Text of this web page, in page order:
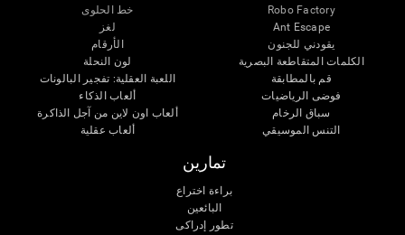
Robo Factory
Ant Escape
يقودني للجنون
الكلمات المتقاطعة البصرية
قم بالمطابقة
فوضى الرياضيات
سباق الرخام
التنس الموسيقي
خط الحلوى
لغز
الأرقام
لون النحلة
اللعبة العقلية: تفجير البالونات
ألعاب الذكاء
ألعاب اون لاين من آجل الذاكرة
ألعاب عقلية
تمارين
براءة اختراع
البائعين
تطور إدراكى